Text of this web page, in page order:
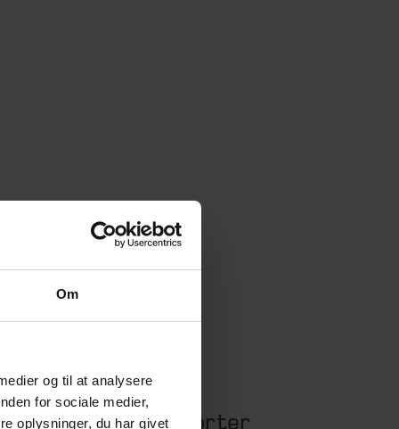
Om
og til at analysere
for sociale medier,
oplysninger, du har givet
Tidligere årsrapporter